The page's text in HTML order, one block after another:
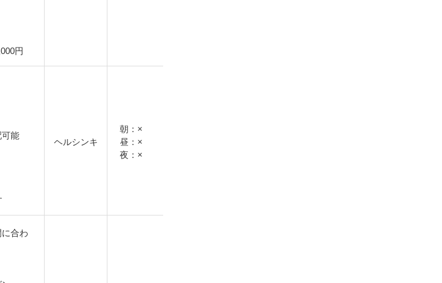
円
能
ヘルシンキ
朝：×
昼：×
夜：×
合わ